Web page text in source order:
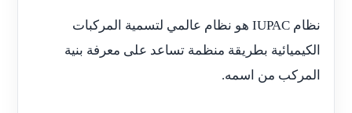
نظام IUPAC هو نظام عالمي لتسمية المركبات
الكيميائية بطريقة منظمة تساعد على معرفة بنية
المركب من اسمه.